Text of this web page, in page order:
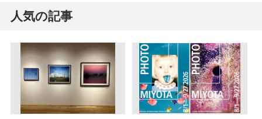
人気の記事